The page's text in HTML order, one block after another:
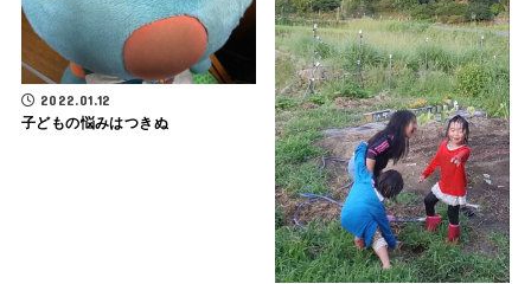
2022.01.12
子どもの悩みはつきぬ